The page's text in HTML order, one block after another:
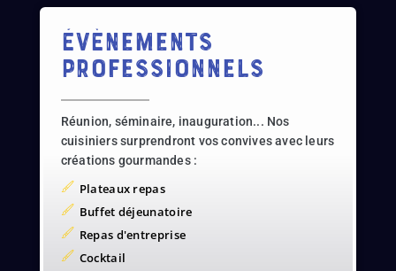
évènements
professionnels
Réunion, séminaire, inauguration... Nos
cuisiniers surprendront vos convives avec leurs
créations gourmandes :
Plateaux repas
Buffet déjeunatoire
Repas d'entreprise
Cocktail